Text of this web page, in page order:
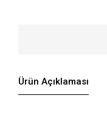
Ürün Açıklaması